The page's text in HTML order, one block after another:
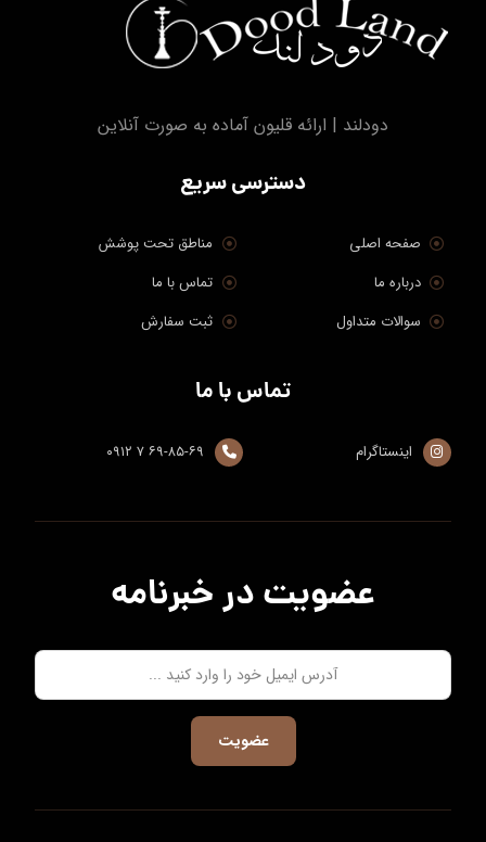
دودلند | ارائه قلیون آماده به صورت آنلاین
دسترسی سریع
صفحه اصلی
مناطق تحت پوشش
درباره ما
تماس با ما
سوالات متداول
ثبت سفارش
تماس با ما
۶۹-۸۵-۶۹ ۷ ۰۹۱۲ اینستاگرام
عضویت در خبرنامه
عضویت